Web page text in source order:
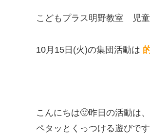
こどもプラス明野教室 児童
10月15日(火)の集団活動は
こんにちは🙂昨日の活動は
ペタッとくっつける遊びで